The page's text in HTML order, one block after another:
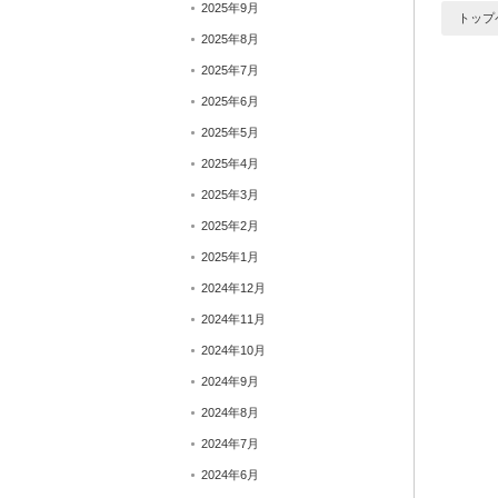
トッ
2025年9月
2025年8月
2025年7月
2025年6月
2025年5月
2025年4月
2025年3月
2025年2月
2025年1月
2024年12月
2024年11月
2024年10月
2024年9月
2024年8月
2024年7月
2024年6月